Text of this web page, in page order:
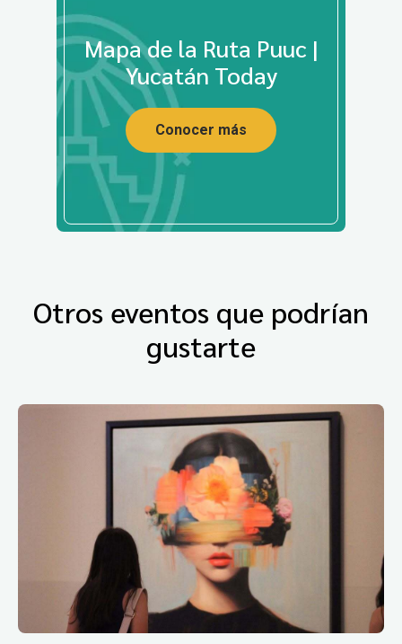
Mapa de la Ruta Puuc |
Yucatán Today
Conocer más
Otros eventos que podrían
gustarte